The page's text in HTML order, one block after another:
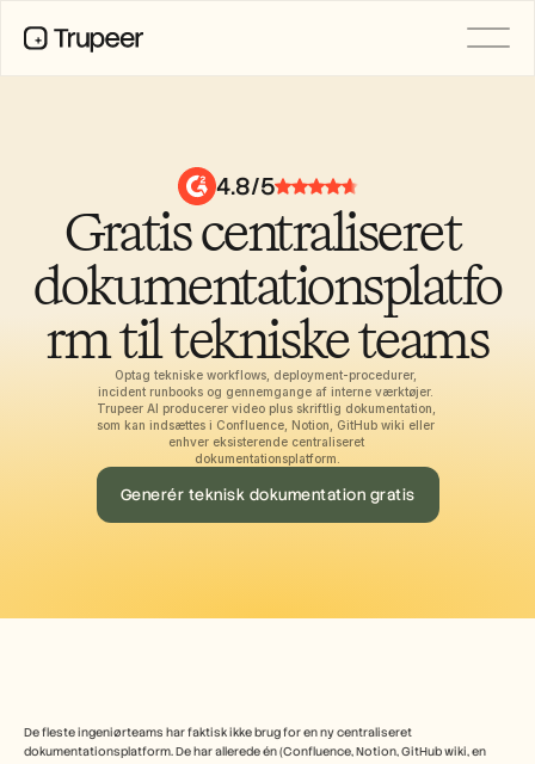
4.8/5
Gratis centraliseret
dokumentationsplatfo
rm til tekniske teams
Optag tekniske workflows, deployment-procedurer,
incident runbooks og gennemgange af interne værktøjer.
Trupeer AI producerer video plus skriftlig dokumentation,
som kan indsættes i Confluence, Notion, GitHub wiki eller
enhver eksisterende centraliseret
dokumentationsplatform.
Generér teknisk dokumentation gratis
De fleste ingeniørteams har faktisk ikke brug for en ny centraliseret
dokumentationsplatform. De har allerede én (Confluence, Notion, GitHub wiki, en
Knowledge Base
AI Avatars
Brand Kits
Shared Pages
AI Screen Recording
RESOURCES
AI Champions of Change
Produktlanceringer
Doc Templates
Customer Success